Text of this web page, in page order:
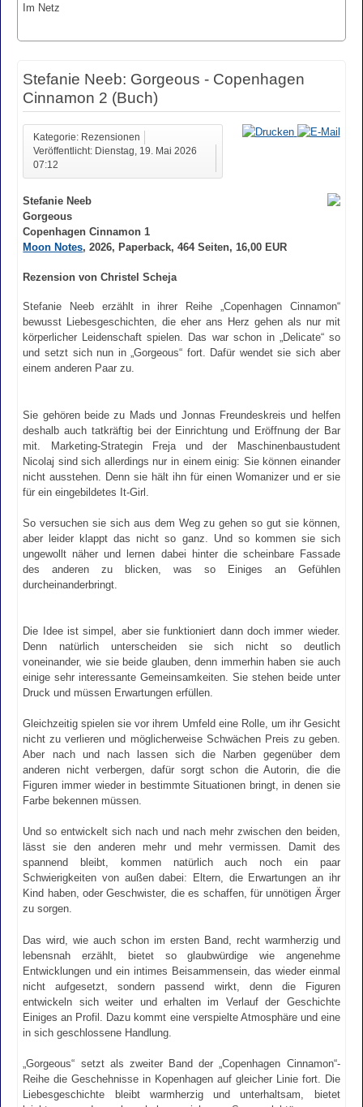
Im Netz
Stefanie Neeb: Gorgeous - Copenhagen
Cinnamon 2 (Buch)
Kategorie: Rezensionen
Veröffentlicht: Dienstag, 19. Mai 2026
07:12
Stefanie Neeb
Gorgeous
Copenhagen Cinnamon 1
Moon Notes, 2026, Paperback, 464 Seiten, 16,00 EUR
Rezension von Christel Scheja
Stefanie Neeb erzählt in ihrer Reihe „Copenhagen Cinnamon“
bewusst Liebesgeschichten, die eher ans Herz gehen als nur mit
körperlicher Leidenschaft spielen. Das war schon in „Delicate“ so
und setzt sich nun in „Gorgeous“ fort. Dafür wendet sie sich aber
einem anderen Paar zu.
Sie gehören beide zu Mads und Jonnas Freundeskreis und helfen
deshalb auch tatkräftig bei der Einrichtung und Eröffnung der Bar
mit. Marketing-Strategin Freja und der Maschinenbaustudent
Nicolaj sind sich allerdings nur in einem einig: Sie können einander
nicht ausstehen. Denn sie hält ihn für einen Womanizer und er sie
für ein eingebildetes It-Girl.
So versuchen sie sich aus dem Weg zu gehen so gut sie können,
aber leider klappt das nicht so ganz. Und so kommen sie sich
ungewollt näher und lernen dabei hinter die scheinbare Fassade
des anderen zu blicken, was so Einiges an Gefühlen
durcheinanderbringt.
Die Idee ist simpel, aber sie funktioniert dann doch immer wieder.
Denn natürlich unterscheiden sie sich nicht so deutlich
voneinander, wie sie beide glauben, denn immerhin haben sie auch
einige sehr interessante Gemeinsamkeiten. Sie stehen beide unter
Druck und müssen Erwartungen erfüllen.
Gleichzeitig spielen sie vor ihrem Umfeld eine Rolle, um ihr Gesicht
nicht zu verlieren und möglicherweise Schwächen Preis zu geben.
Aber nach und nach lassen sich die Narben gegenüber dem
anderen nicht verbergen, dafür sorgt schon die Autorin, die die
Figuren immer wieder in bestimmte Situationen bringt, in denen sie
Farbe bekennen müssen.
Und so entwickelt sich nach und nach mehr zwischen den beiden,
lässt sie den anderen mehr und mehr vermissen. Damit des
spannend bleibt, kommen natürlich auch noch ein paar
Schwierigkeiten von außen dabei: Eltern, die Erwartungen an ihr
Kind haben, oder Geschwister, die es schaffen, für unnötigen Ärger
zu sorgen.
Das wird, wie auch schon im ersten Band, recht warmherzig und
lebensnah erzählt, bietet so glaubwürdige wie angenehme
Entwicklungen und ein intimes Beisammensein, das wieder einmal
nicht aufgesetzt, sondern passend wirkt, denn die Figuren
entwickeln sich weiter und erhalten im Verlauf der Geschichte
Einiges an Profil. Dazu kommt eine verspielte Atmosphäre und eine
in sich geschlossene Handlung.
„Gorgeous“ setzt als zweiter Band der „Copenhagen Cinnamon“-
Reihe die Geschehnisse in Kopenhagen auf gleicher Linie fort. Die
Liebesgeschichte bleibt warmherzig und unterhaltsam, bietet